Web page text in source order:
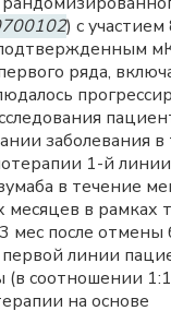
) с
подтвержденным
ряда,
заболевания
1-й
в течение
месяцев в рамках
мес после отмены
первой линии
соотношении
на основе